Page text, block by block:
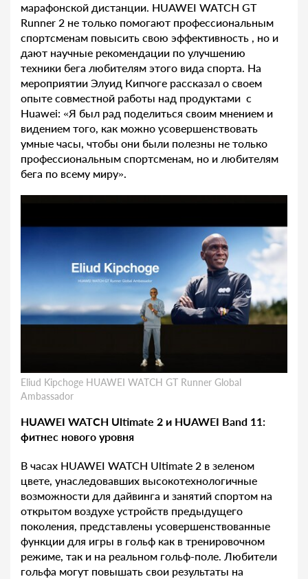
марафонской дистанции. HUAWEI WATCH GT
Runner 2 не только помогают профессиональным
спортсменам повысить свою эффективность , но и
дают научные рекомендации по улучшению
техники бега любителям этого вида спорта. На
мероприятии Элуид Кипчоге рассказал о своем
опыте совместной работы над продуктами с
Huawei: «Я был рад поделиться своим мнением и
видением того, как можно усовершенствовать
умные часы, чтобы они были полезны не только
профессиональным спортсменам, но и любителям
бега по всему миру».
Eliud Kipchoge HUAWEI WATCH GT Runner Global
Ambassador
HUAWEI WATCH Ultimate 2 и HUAWEI Band 11:
фитнес нового уровня
В часах HUAWEI WATCH Ultimate 2 в зеленом
цвете, унаследовавших высокотехнологичные
возможности для дайвинга и занятий спортом на
открытом воздухе устройств предыдущего
поколения, представлены усовершенствованные
функции для игры в гольф как в тренировочном
режиме, так и на реальном гольф-поле. Любители
гольфа могут повышать свои результаты на